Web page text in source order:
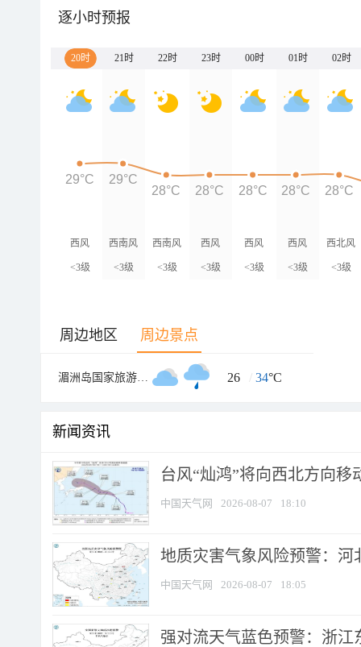
逐小时预报
20时 21时 22时 23时 00时 01时 02时
西风
<3级
西南风
<3级
西南风
<3级
西风
<3级
西风
<3级
西风
<3级
西北风
<3级
29°C
29°C
28°C
28°C 28°C 28°C 28°C
周边地区 周边景点
湄洲岛国家旅游度假区 26 / 34°C
新闻资讯
台风“灿鸿”将向西北方向移
中国天气网 2026-08-07 18:10
地质灾害气象风险预警：河
中国天气网 2026-08-07 18:05
强对流天气蓝色预警：浙江